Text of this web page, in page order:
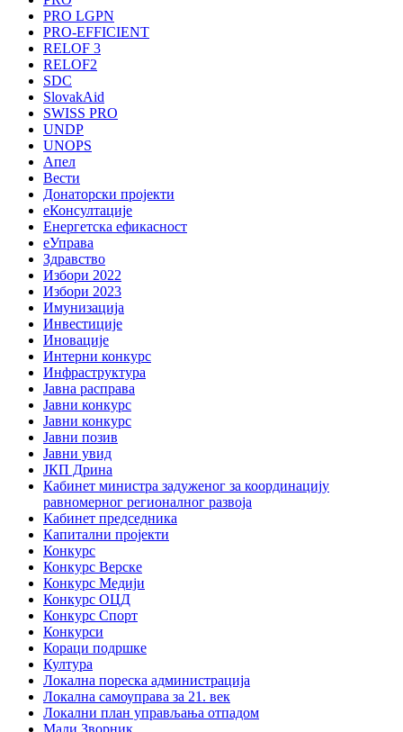
PRO LGPN
PRO-EFFICIENT
RELOF 3
RELOF2
SDC
SlovakAid
SWISS PRO
UNDP
UNOPS
Апел
Вести
Донаторски пројекти
еКонсултације
Енергетска ефикасност
еУправа
Здравство
Избори 2022
Избори 2023
Имунизација
Инвестиције
Иновације
Интерни конкурс
Инфраструктура
Јавна расправа
Јавни конкурс
Јавни конкурс
Јавни позив
Јавни увид
ЈКП Дрина
Кабинет министра задуженог за координацију
равномерног регионалног развоја
Кабинет председника
Капитални пројекти
Конкурс
Конкурс Верске
Конкурс Медији
Конкурс ОЦД
Конкурс Спорт
Конкурси
Кораци подршке
Култура
Локална пореска администрација
Локална самоуправа за 21. век
Локални план управљања отпадом
Мали Зворник